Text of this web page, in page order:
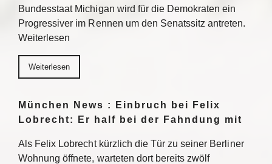
Bundesstaat Michigan wird für die Demokraten ein
Progressiver im Rennen um den Senatssitz antreten.
Weiterlesen
Weiterlesen
München News : Einbruch bei Felix
Lobrecht: Er half bei der Fahndung mit
Als Felix Lobrecht kürzlich die Tür zu seiner Berliner
Wohnung öffnete, warteten dort bereits zwölf